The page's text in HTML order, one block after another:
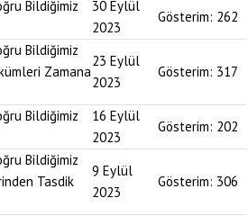
Bildiğimiz
30 Eylül
2023
Gösterim: 262
Bildiğimiz
Zamana
23 Eylül
2023
Gösterim: 317
Bildiğimiz
16 Eylül
2023
Gösterim: 202
Bildiğimiz
Tasdik
9 Eylül
2023
Gösterim: 306